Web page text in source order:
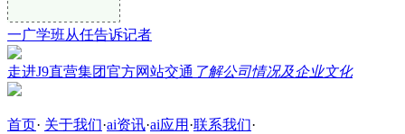
一广学班从任告诉记者
走进J9直营集团官方网站交通 了解公司情况及企业文化
首页· 关于我们·ai资讯·ai应用 ·联系我们·